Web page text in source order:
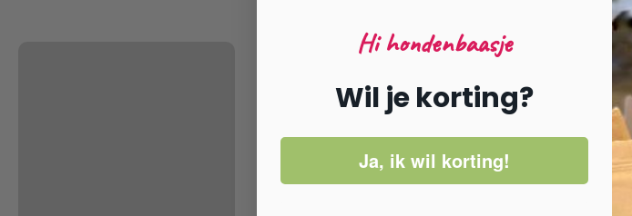
Hi hondenbaasje
Wil je korting?
Ja, ik wil korting!